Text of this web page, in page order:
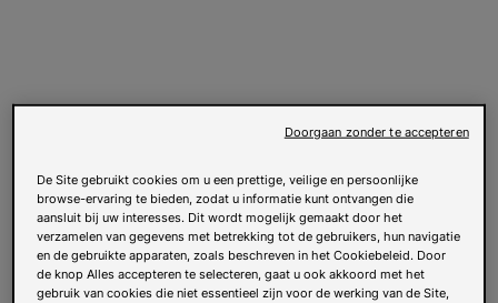
De Site gebruikt cookies om u een prettige, veilige en persoonlijke
browse-ervaring te bieden, zodat u informatie kunt ontvangen die
aansluit bij uw interesses. Dit wordt mogelijk gemaakt door het
verzamelen van gegevens met betrekking tot de gebruikers, hun navigatie
en de gebruikte apparaten, zoals beschreven in het Cookiebeleid. Door
de knop Alles accepteren te selecteren, gaat u ook akkoord met het
gebruik van cookies die niet essentieel zijn voor de werking van de Site,
Doorgaan zonder te accepteren